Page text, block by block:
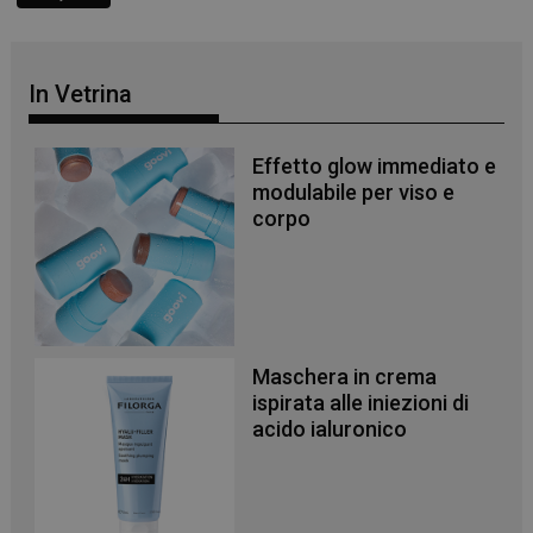
In Vetrina
Effetto glow immediato e
modulabile per viso e
corpo
Maschera in crema
ispirata alle iniezioni di
acido ialuronico
Google LLC
.panoramacosmetico.it